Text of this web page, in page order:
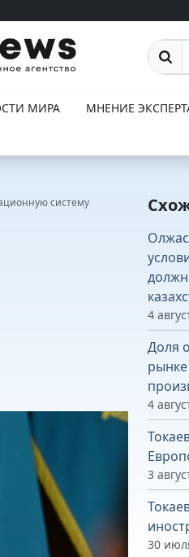
Поиск
МИРА
МНЕНИЕ
систему
4
Доля
4
3
30